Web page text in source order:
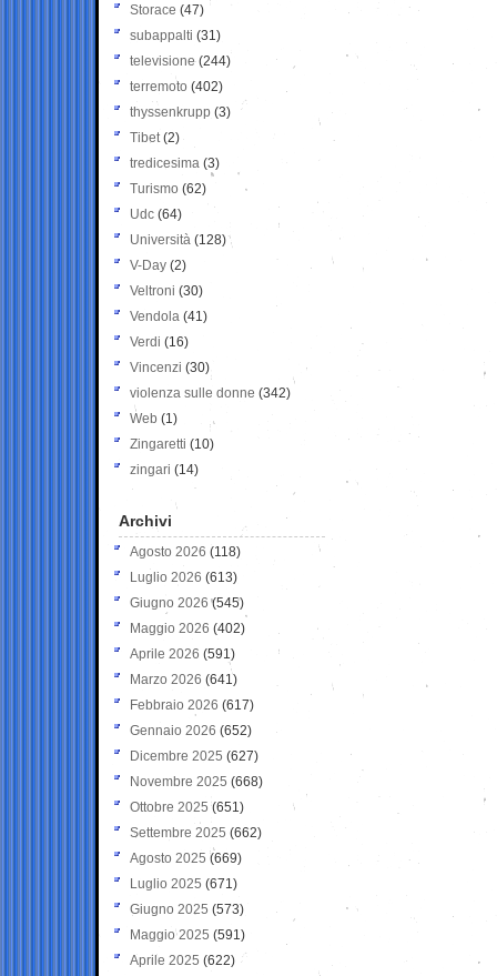
Storace (47)
subappalti (31)
televisione(244)
terremoto (402)
thyssenkrupp (3)
Tibet(2)
tredicesima (3)
Turismo (62)
Udc (64)
Università (128)
V-Day (2)
Veltroni (30)
Vendola (41)
Verdi (16)
Vincenzi (30)
violenza sulle donne (342)
Web (1)
Zingaretti (10)
zingari (14)
Archivi
Agosto 2026 (118)
Luglio 2026 (613)
Giugno 2026 (545)
Maggio 2026 (402)
Aprile 2026 (591)
Marzo 2026 (641)
Febbraio 2026 (617)
Gennaio 2026 (652)
Dicembre 2025 (627)
Novembre 2025 (668)
Ottobre 2025 (651)
Settembre 2025 (662)
Agosto 2025 (669)
Luglio 2025 (671)
Giugno 2025 (573)
Maggio 2025 (591)
Aprile 2025 (622)